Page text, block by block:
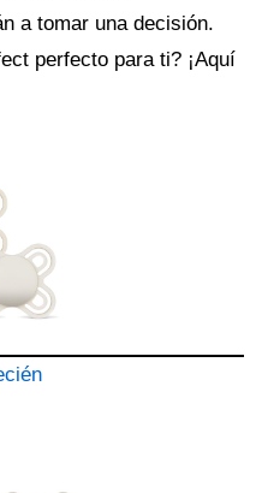
a tomar una decisión.
perfecto para ti? ¡Aquí